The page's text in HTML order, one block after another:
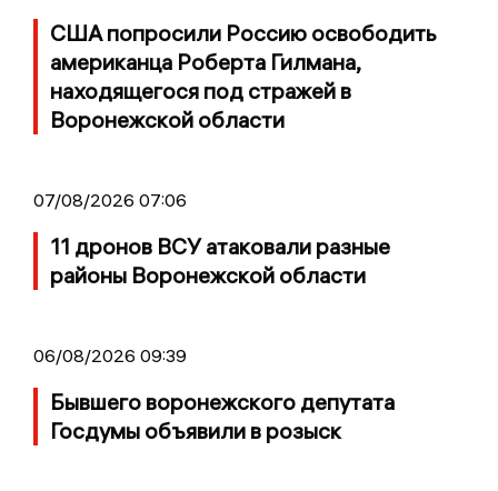
США попросили Россию освободить
американца Роберта Гилмана,
находящегося под стражей в
Воронежской области
07/08/2026 07:06
11 дронов ВСУ атаковали разные
районы Воронежской области
06/08/2026 09:39
Бывшего воронежского депутата
Госдумы объявили в розыск